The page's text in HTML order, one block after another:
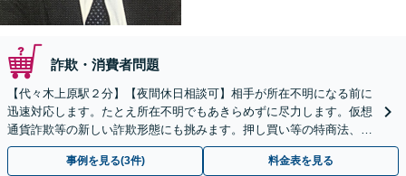
詐欺・消費者問題
【代々木上原駅２分】【夜間休日相談可】相手が所在不明になる前に
迅速対応します。たとえ所在不明でもあきらめずに尽力します。仮想
通貨詐欺等の新しい詐欺形態にも挑みます。押し買い等の特商法、エ
ステ等の割賦販売法絡みの案件もご相談ください。
事例を見る(3件) 料金表を見る